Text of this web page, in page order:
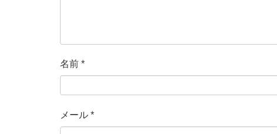
名前 *
メール *